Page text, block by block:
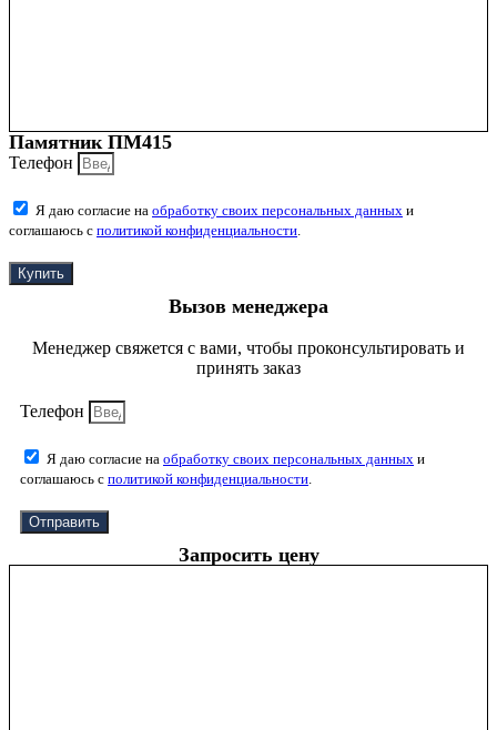
Памятник ПМ415
Телефон
Я даю согласие на обработку своих персональных данных и
соглашаюсь с политикой конфиденциальности
Купить
Вызов менеджера
Менеджер свяжется с вами, чтобы проконсультировать и
принять заказ
Телефон
Я даю согласие на обработку своих персональных данных и
соглашаюсь с политикой конфиденциальности
Отправить
Запросить цену